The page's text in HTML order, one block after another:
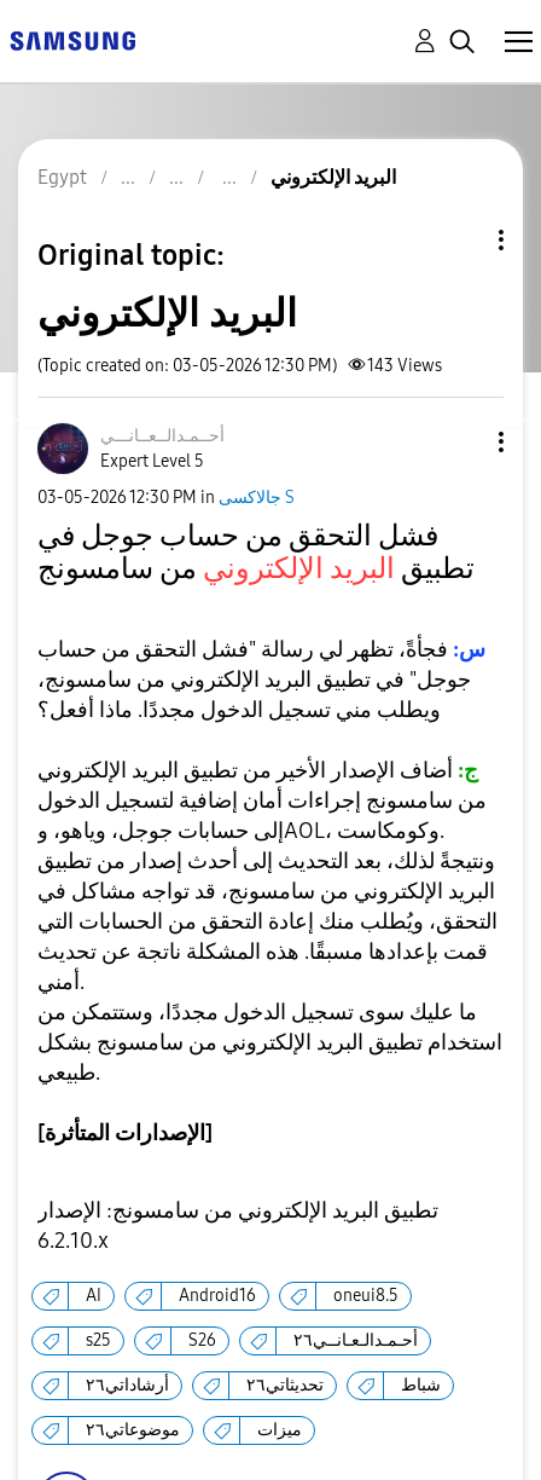
Egypt البريد الإلكتروني
Original topic:
البريد الإلكتروني
(Topic created on: 03-05-2026 12:30 PM) 143 Views
أحــمـدالــعــانـــي
Expert Level 5
‎03-05-202612:30 PM in جالاكسى S
فشل التحقق من حساب جوجل في
تطبيق البريد الإلكتروني من سامسونج
س: فجأةً، تظهر لي رسالة "فشل التحقق من حساب
جوجل" في تطبيق البريد الإلكتروني من سامسونج،
ويطلب مني تسجيل الدخول مجددًا. ماذا أفعل؟
ج: أضاف الإصدار الأخير من تطبيق البريد الإلكتروني
من سامسونج إجراءات أمان إضافية لتسجيل الدخول
إلى حسابات جوجل، وياهو، وAOL، وكومكاست.
ونتيجةً لذلك، بعد التحديث إلى أحدث إصدار من تطبيق
البريد الإلكتروني من سامسونج، قد تواجه مشاكل في
التحقق، ويُطلب منك إعادة التحقق من الحسابات التي
قمت بإعدادها مسبقًا. هذه المشكلة ناتجة عن تحديث
أمني.
ما عليك سوى تسجيل الدخول مجددًا، وستتمكن من
استخدام تطبيق البريد الإلكتروني من سامسونج بشكل
طبيعي.
[الإصدارات المتأثرة]
تطبيق البريد الإلكتروني من سامسونج: الإصدار
6.2.10.x
AI Android16 oneui8.5
s25 S26 أحـمـدالـعـانــي٢٦
أرشاداتي٢٦ تحديثاتي٢٦ شباط
موضوعاتي٢٦ ميزات